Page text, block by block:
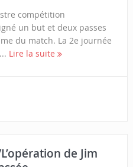
compétition
un but et deux passes
du match. La 2e journée
Lire la suite
de Jim